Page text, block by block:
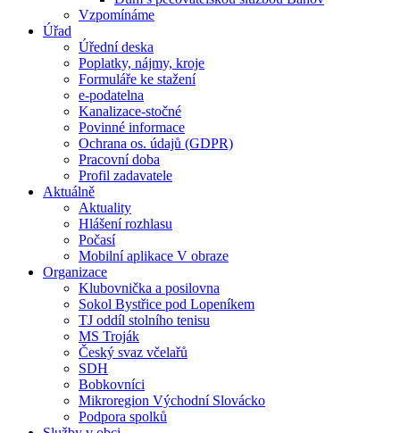
Vzpomínáme
Úřad
Úřední deska
Poplatky, nájmy, kroje
Formuláře ke stažení
e-podatelna
Kanalizace-stočné
Povinné informace
Ochrana os. údajů (GDPR)
Pracovní doba
Profil zadavatele
Aktuálně
Aktuality
Hlášení rozhlasu
Počasí
Mobilní aplikace V obraze
Organizace
Klubovnička a posilovna
Sokol Bystřice pod Lopeníkem
TJ oddíl stolního tenisu
MS Troják
Český svaz včelařů
SDH
Bobkovníci
Mikroregion Východní Slovácko
Podpora spolků